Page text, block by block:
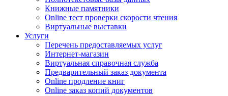
Книжные памятники
Online тест проверки скорости чтения
Виртуальные выставки
Услуги
Перечень предоставляемых услуг
Интернет-магазин
Виртуальная справочная служба
Предварительный заказ документа
Online продление книг
Online заказ копий документов